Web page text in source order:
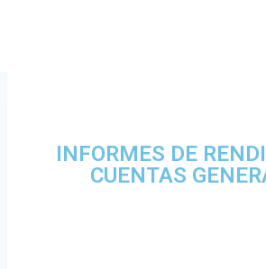
INFORMES DE
CUENTAS